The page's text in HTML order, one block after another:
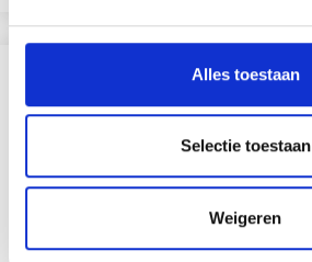
Alles toestaan
Selectie toestaan
Weigeren
ANDEREN KOCHTEN OOK